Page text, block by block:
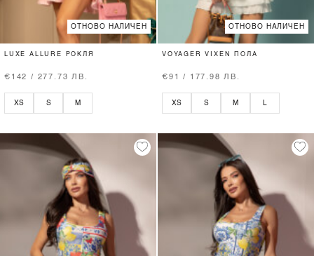
ОТНОВО НАЛИЧЕН
LUXE ALLURE РОКЛЯ
€142 / 277.73 ЛВ.
XS S M
ОТНОВО НАЛИЧЕН
VOYAGER VIXEN ПОЛА
€91 / 177.98 ЛВ.
XS S M